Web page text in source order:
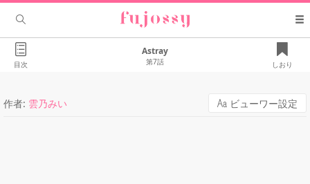
目次
Astray
第7話 しおり
作者: 雲乃みい ビューワー設定